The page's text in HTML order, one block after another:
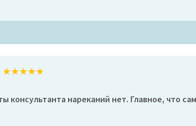
нареканий нет. Главное, что